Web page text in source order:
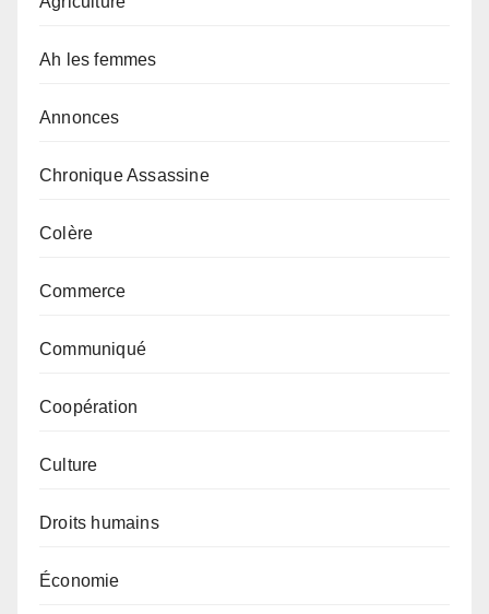
Ah les femmes
Annonces
Chronique Assassine
Colère
Commerce
Communiqué
Coopération
Culture
Droits humains
Économie